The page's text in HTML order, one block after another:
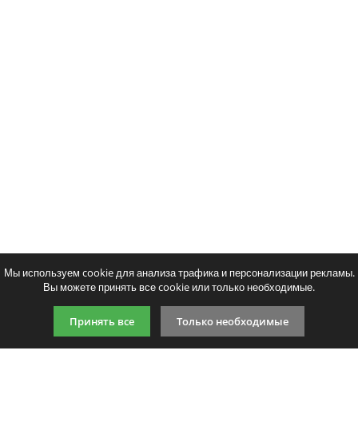
Мы используем cookie для анализа трафика и персонализации рекламы.
Вы можете принять все cookie или только необходимые.
Принять все Только необходимые